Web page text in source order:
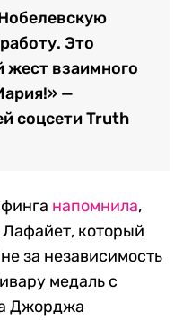
Это
жест взаимного
—
соцсети Truth
напомнила,
Лафайет, который
за независимость
медаль с
Джорджа